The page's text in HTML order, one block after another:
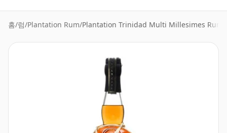
홈/럼/Plantation Rum/Plantation Trinidad Multi Millesimes Rum